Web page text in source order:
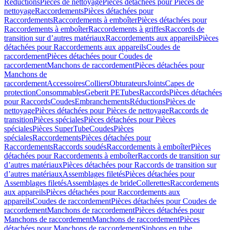
RéductionsPièces de nettoyagePièces détachées pour Pièces de
nettoyageRaccordementsPièces détachées pour
RaccordementsRaccordements à emboîterPièces détachées pour
Raccordements à emboîterRaccordements à griffesRaccords de
transition sur d’autres matériauxRaccordements aux appareilsPièces
détachées pour Raccordements aux appareilsCoudes de
raccordementPièces détachées pour Coudes de
raccordementManchons de raccordementPièces détachées pour
Manchons de
raccordementAccessoiresColliersObturateursJointsCapes de
protectionConsommablesGeberit PETubesRaccordsPièces détachées
pour RaccordsCoudesEmbranchementsRéductionsPièces de
nettoyagePièces détachées pour Pièces de nettoyageRaccords de
transitionPièces spécialesPièces détachées pour Pièces
spécialesPièces SuperTubeCoudesPièces
spécialesRaccordementsPièces détachées pour
RaccordementsRaccords soudésRaccordements à emboîterPièces
détachées pour Raccordements à emboîterRaccords de transition sur
d’autres matériauxPièces détachées pour Raccords de transition sur
d’autres matériauxAssemblages filetésPièces détachées pour
Assemblages filetésAssemblages de brideCollerettesRaccordements
aux appareilsPièces détachées pour Raccordements aux
appareilsCoudes de raccordementPièces détachées pour Coudes de
raccordementManchons de raccordementPièces détachées pour
Manchons de raccordementManchons de raccordementPièces
détachées pour Manchons de raccordementSiphons en tube